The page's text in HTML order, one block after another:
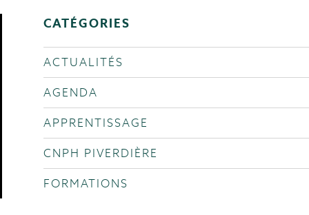
CATÉGORIES
ACTUALITÉS
AGENDA
APPRENTISSAGE
CNPH PIVERDIÈRE
FORMATIONS